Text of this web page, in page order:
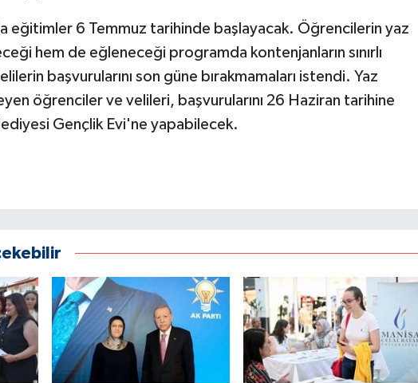
eğitimler 6 Temmuz tarihinde başlayacak. Öğrencilerin yaz
hem de eğleneceği programda kontenjanların sınırlı
başvurularını son güne bırakmamaları istendi. Yaz
öğrenciler ve velileri, başvurularını 26 Haziran tarihine
Gençlik Evi'ne yapabilecek.